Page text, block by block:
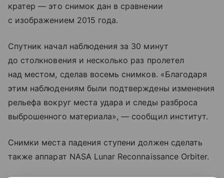
кратер — это снимок дан в сравнении
с изображением 2015 года.
Спутник начал наблюдения за 30 минут
до столкновения и несколько раз пролетел
над местом, сделав восемь снимков. «Благодаря
этим наблюдениям были подтверждены изменения
рельефа вокруг места удара и следы разброса
выброшенного материала», — сообщил институт.
Снимки места падения ступени должен сделать
также аппарат NASA Lunar Reconnaissance Orbiter.